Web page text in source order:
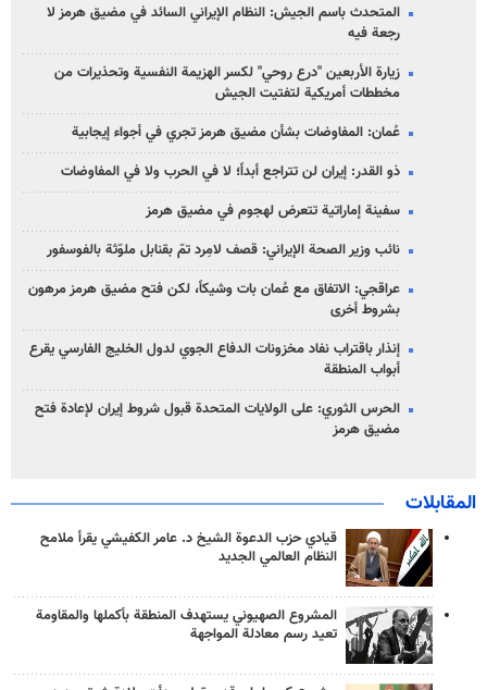
المتحدث باسم الجيش: النظام الإيراني السائد في مضيق هرمز لا
رجعة فيه
زيارة الأربعين "درع روحي" لكسر الهزيمة النفسية وتحذيرات من
مخططات أمريكية لتفتيت الجيش
عُمان: المفاوضات بشأن مضيق هرمز تجري في أجواء إيجابية
ذو القدر: إيران لن تتراجع أبداً؛ لا في الحرب ولا في المفاوضات
سفينة إماراتية تتعرض لهجوم في مضيق هرمز
نائب وزير الصحة الإيراني: قصف لامِرد تمّ بقنابل ملوّثة بالفوسفور
عراقجي: الاتفاق مع عُمان بات وشيكاً، لكن فتح مضيق هرمز مرهون
بشروط أخرى
إنذار باقتراب نفاد مخزونات الدفاع الجوي لدول الخليج الفارسي يقرع
أبواب المنطقة
الحرس الثوري: على الولايات المتحدة قبول شروط إيران لإعادة فتح
مضيق هرمز
المقابلات
قيادي حزب الدعوة الشيخ د. عامر الكفيشي يقرأ ملامح
النظام العالمي الجديد
المشروع الصهيوني يستهدف المنطقة بأكملها والمقاومة
تعيد رسم معادلة المواجهة